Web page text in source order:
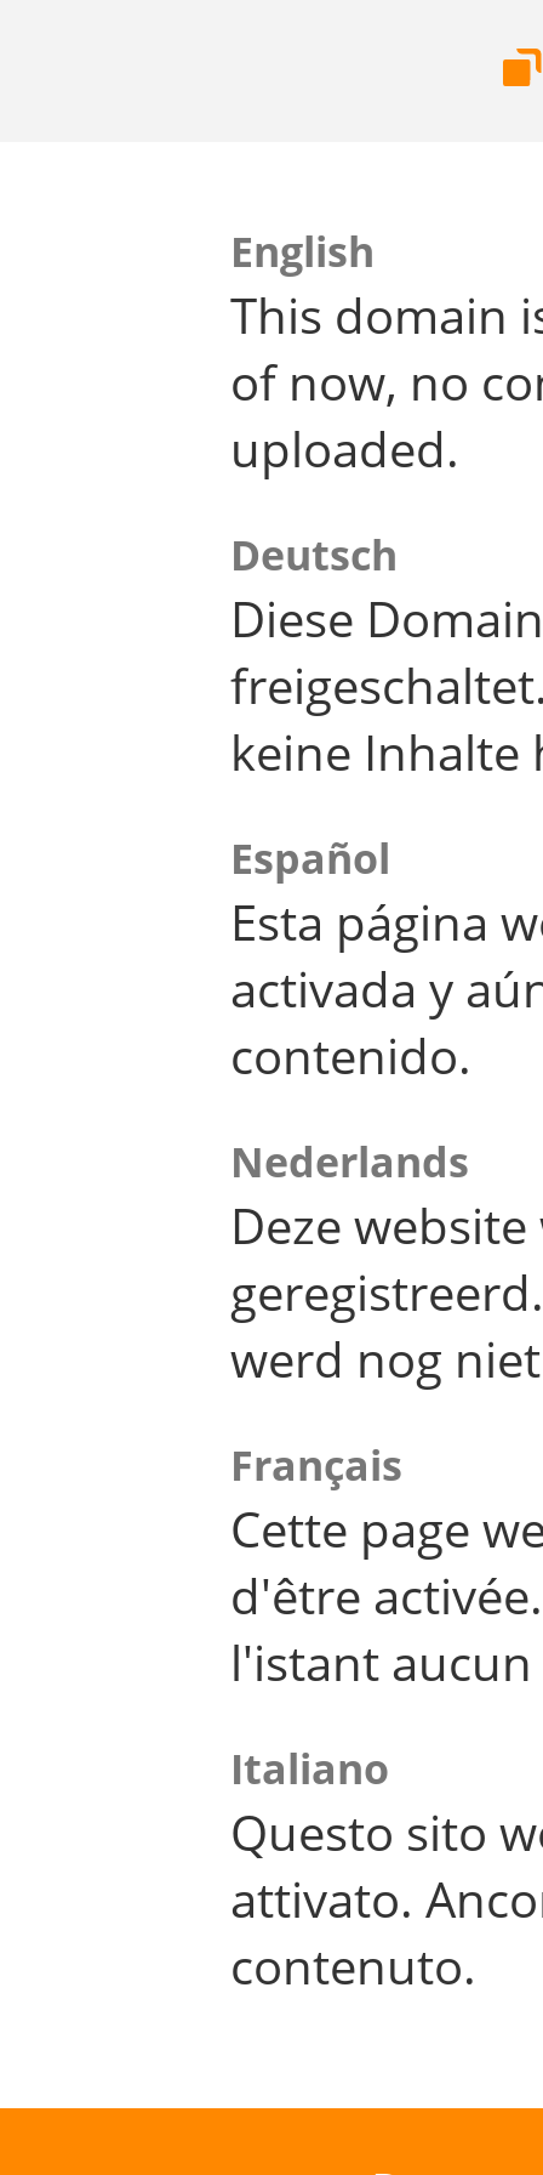
English
This domain
of now, no
uploaded.
Deutsch
Diese
keine Inhalte
Español
Esta página
activada y
contenido.
Nederlands
Deze
werd nog
Français
Cette page
d'être
l'istant
Italiano
Questo sito
attivato.
contenuto.